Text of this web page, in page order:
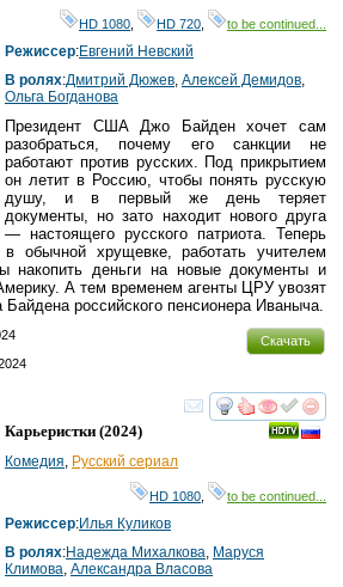
HD 1080 HD 720 to be continued...
Режиссер:Евгений Невский
В ролях:Дмитрий Дюжев, Алексей Демидов,
Ольга Богданова
Президент США Джо Байден хочет сам
разобраться, почему его санкции не
работают против русских. Под прикрытием
он летит в Россию, чтобы понять русскую
душу, и в первый же день теряет
документы, но зато находит нового друга
— настоящего русского патриота. Теперь
обычной хрущевке, работать учителем
накопить деньги на новые документы и
А тем временем агенты ЦРУ увозят
российского пенсионера Иваныча.
Скачать
смотреть
Карьеристки (2024)
Комедия, Русский сериал
HD 1080 to be continued...
Режиссер:Илья Куликов
В ролях:Надежда Михалкова, Маруся
Климова, Александра Власова